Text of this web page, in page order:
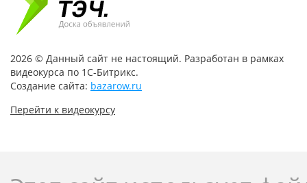
2026 © Данный сайт не настоящий. Разработан в рамках
видеокурса по 1С-Битрикс.
Создание сайта: bazarow.ru
Перейти к видеокурсу